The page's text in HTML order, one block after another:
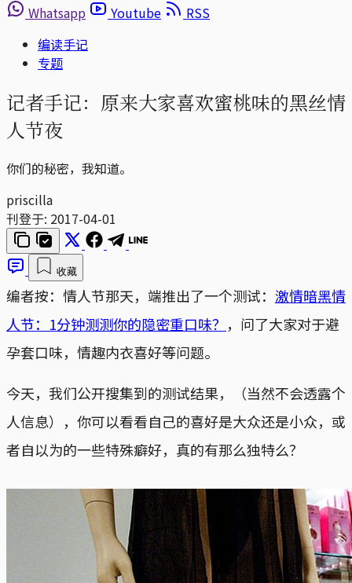
Whatsapp
Youtube
RSS
编读手记
专题
记者手记：原来大家喜欢蜜桃味的黑丝情
人节夜
你们的秘密，我知道。
priscilla
刊登于: 2017-04-01
收藏
编者按：情人节那天，端推出了一个测试： 激情暗黑情
人节：1分钟测测你的隐密重口味？ ，问了大家对于避
孕套口味，情趣内衣喜好等问题。
今天，我们公开搜集到的测试结果，（当然不会透露个
人信息），你可以看看自己的喜好是大众还是小众，或
者自以为的一些特殊癖好，真的有那么独特么？